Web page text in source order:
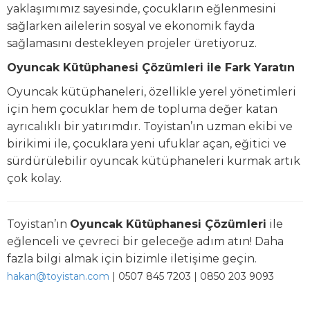
yaklaşımımız sayesinde, çocukların eğlenmesini
sağlarken ailelerin sosyal ve ekonomik fayda
sağlamasını destekleyen projeler üretiyoruz.
Oyuncak Kütüphanesi Çözümleri ile Fark Yaratın
Oyuncak kütüphaneleri, özellikle yerel yönetimleri
için hem çocuklar hem de topluma değer katan
ayrıcalıklı bir yatırımdır. Toyistan’ın uzman ekibi ve
birikimi ile, çocuklara yeni ufuklar açan, eğitici ve
sürdürülebilir oyuncak kütüphaneleri kurmak artık
çok kolay.
Toyistan’ın Oyuncak Kütüphanesi Çözümleri ile
eğlenceli ve çevreci bir geleceğe adım atın! Daha
fazla bilgi almak için bizimle iletişime geçin.
hakan@toyistan.com | 0507 845 7203 | 0850 203 9093